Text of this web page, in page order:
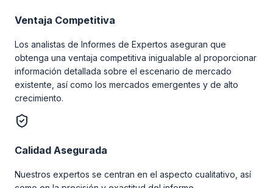
Ventaja Competitiva
Los analistas de Informes de Expertos aseguran que
obtenga una ventaja competitiva inigualable al proporcionar
información detallada sobre el escenario de mercado
existente, así como los mercados emergentes y de alto
crecimiento.
Calidad Asegurada
Nuestros expertos se centran en el aspecto cualitativo, así